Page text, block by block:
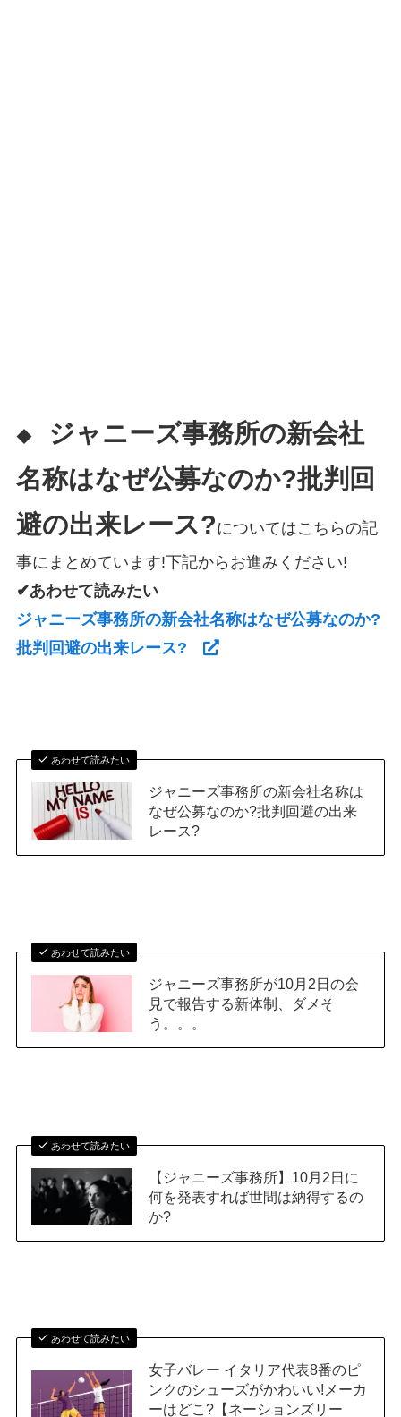
◆
ジャニーズ事務所の新会社
名称はなぜ公募なのか?批判回
避の出来レース?についてはこちらの記
事にまとめています!下記からお進みください!
✔あわせて読みたい
ジャニーズ事務所の新会社名称はなぜ公募なのか?
批判回避の出来レース?
あわせて読みたい
ジャニーズ事務所の新会社名称は
なぜ公募なのか?批判回避の出来
レース?
あわせて読みたい
ジャニーズ事務所が10月2日の会
見で報告する新体制、ダメそ
う。。。
あわせて読みたい
【ジャニーズ事務所】10月2日に
何を発表すれば世間は納得するの
か?
あわせて読みたい
女子バレー イタリア代表8番のピ
ンクのシューズがかわいい!メーカ
ーはどこ?【ネーションズリー